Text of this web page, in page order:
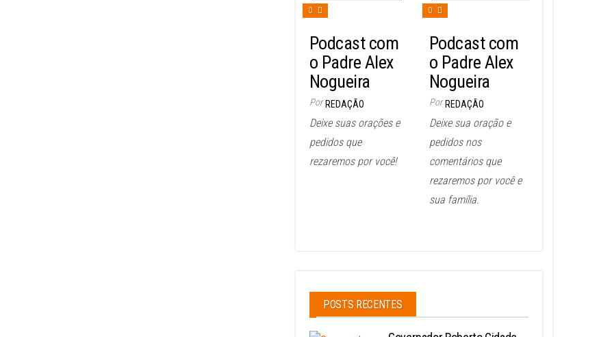
0
Podcast com
o Padre Alex
Nogueira
Por REDAÇÃO
Deixe suas orações e
pedidos que
rezaremos por você!
0
Podcast com
o Padre Alex
Nogueira
Por REDAÇÃO
Deixe sua oração e
pedidos nos
comentários que
rezaremos por você e
sua família.
POSTS RECENTES